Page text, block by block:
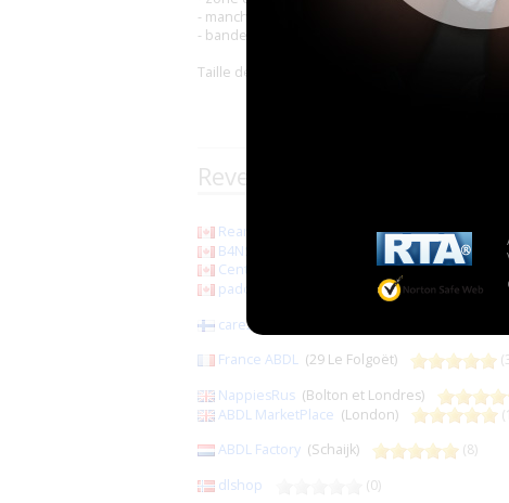
- manchettes hautes
- bande de taille extensible à l'avant et à l'arrière
Taille de M à XL
Revendeurs de la marque
Rearz
B4NS
(22)
Centre Stomo-Phlebo de Montréal
paddedbums
(Toronto)
(0)
care2play
France ABDL (29 Le Folgoët)
NappiesRus (Bolton et Londres)
ABDL MarketPlace (London)
ABDL Factory (Schaijk)
(8)
dlshop
(0)